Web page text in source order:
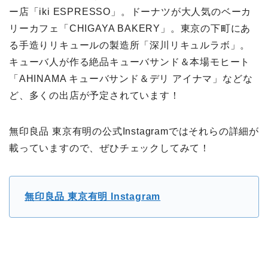
ー店「iki ESPRESSO」。ドーナツが大人気のベーカ
リーカフェ「CHIGAYA BAKERY」。東京の下町にあ
る手造りリキュールの製造所「深川リキュルラボ」。
キューバ人が作る絶品キューバサンド＆本場モヒート
「AHINAMA キューバサンド＆デリ アイナマ」などな
ど、多くの出店が予定されています！
無印良品 東京有明の公式Instagramではそれらの詳細が
載っていますので、ぜひチェックしてみて！
無印良品 東京有明 Instagram